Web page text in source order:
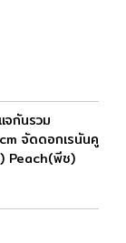
จกันรวม
จัดดอกเรนันคู
Peach(พีช)